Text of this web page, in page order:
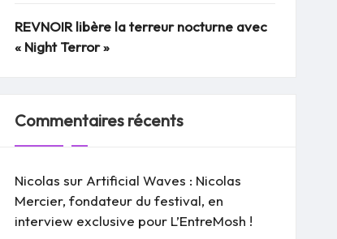
REVNOIR libère la terreur nocturne avec
« Night Terror »
Commentaires récents
Nicolas sur Artificial Waves : Nicolas
Mercier, fondateur du festival, en
interview exclusive pour L’EntreMosh !